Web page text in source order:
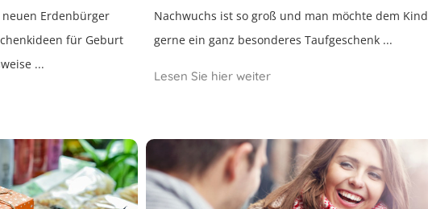
Erdenbürger
für Geburt
...
Nachwuchs ist so groß und man möchte dem Kind
gerne ein ganz besonderes Taufgeschenk ...
Lesen Sie hier weiter